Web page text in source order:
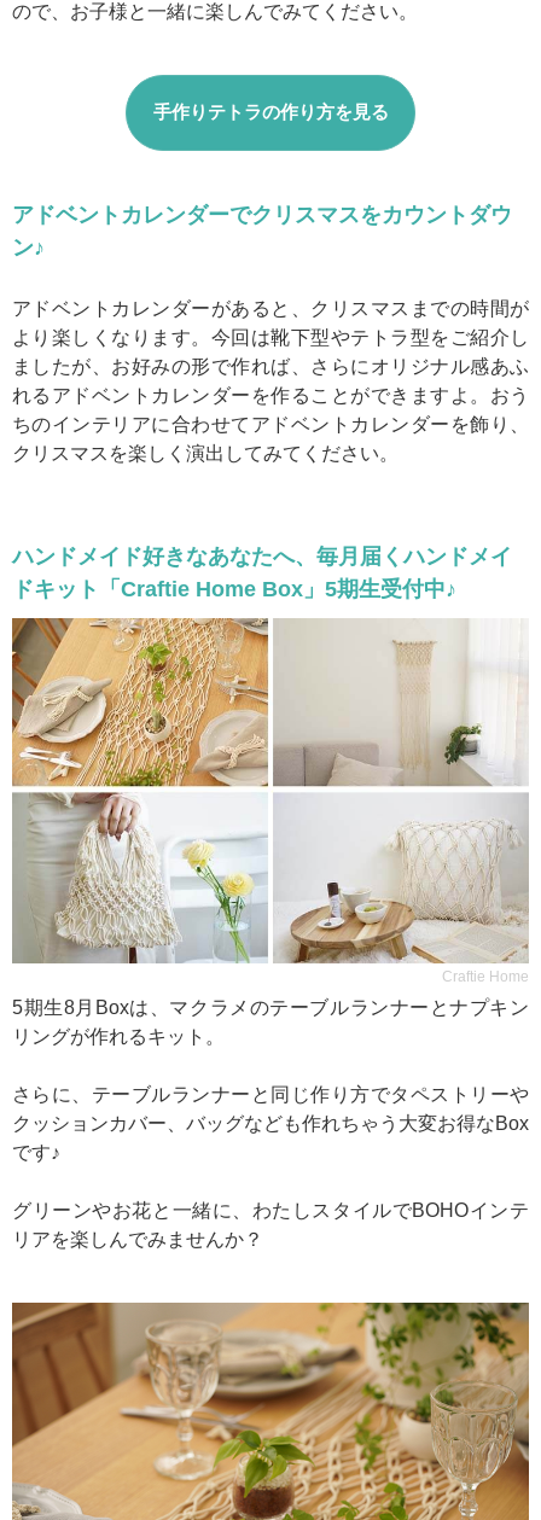
ので、お子様と一緒に楽しんでみてください。
手作りテトラの作り方を見る
アドベントカレンダーでクリスマスをカウントダウ
ン♪
アドベントカレンダーがあると、クリスマスまでの時間が
より楽しくなります。今回は靴下型やテトラ型をご紹介し
ましたが、お好みの形で作れば、さらにオリジナル感あふ
れるアドベントカレンダーを作ることができますよ。おう
ちのインテリアに合わせてアドベントカレンダーを飾り、
クリスマスを楽しく演出してみてください。
ハンドメイド好きなあなたへ、毎月届くハンドメイ
ドキット「Craftie Home Box」5期生受付中♪
Craftie Home
5期生8月Boxは、マクラメのテーブルランナーとナプキン
リングが作れるキット。
さらに、テーブルランナーと同じ作り方でタペストリーや
クッションカバー、バッグなども作れちゃう大変お得なBox
です♪
グリーンやお花と一緒に、わたしスタイルでBOHOインテ
リアを楽しんでみませんか？